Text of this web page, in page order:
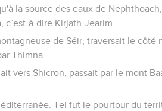
la source des eaux de
à-dire Kirjath-Jearim.
de Séir, traversait le côté
Thimna.
vers Shicron, passait par le mont
Tel fut le pourtour du